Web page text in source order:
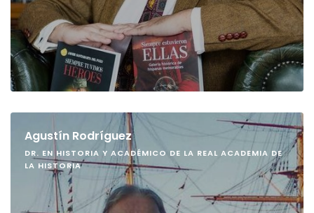
Agustín Rodríguez
DR. EN HISTORIA Y ACADÉMICO DE LA REAL ACADEMIA DE
LA HISTORIA